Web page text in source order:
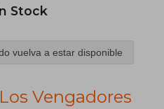
Stock
vuelva a estar disponible
Vengadores